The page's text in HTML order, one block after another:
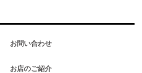
お問い合わせ
お店のご紹介